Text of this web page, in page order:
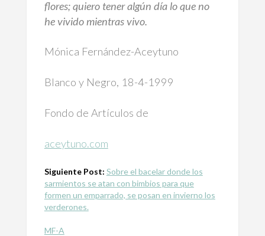
flores; quiero tener algún día lo que no
he vivido mientras vivo.
Mónica Fernández-Aceytuno
Blanco y Negro, 18-4-1999
Fondo de Artículos de
aceytuno.com
Siguiente Post: Sobre el bacelar donde los
sarmientos se atan con bimbios para que
formen un emparrado, se posan en invierno los
verderones.
MF-A